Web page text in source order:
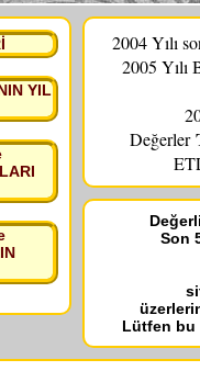
YIL
2004 Yılı
2005 Yılı
Değerler
Son
Lütfen bu